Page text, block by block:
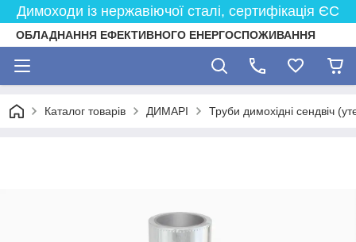
Димоходи із нержавіючої сталі, сертифікація ЄС
ОБЛАДНАННЯ ЕФЕКТИВНОГО ЕНЕРГОСПОЖИВАННЯ
Каталог товарів ДИМАРІ Труби димохідні сендвіч